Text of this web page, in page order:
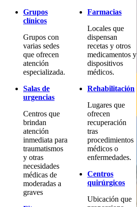
Grupos
clínicos
Grupos con
varias sedes
que ofrecen
atención
especializada.
Salas de
urgencias
Centros que
brindan
atención
inmediata para
traumatismos
y otras
necesidades
médicas de
moderadas a
graves
Farmacias
Locales que
dispensan
recetas y otros
medicamentos y
dispositivos
médicos.
Rehabilitación
Lugares que
ofrecen
recuperación
tras
procedimientos
médicos o
enfermedades.
Centros
quirúrgicos
Ubicación que